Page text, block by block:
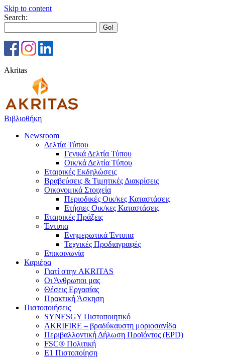
Skip to content
Search:
Akritas
Βιβλιοθήκη
Newsroom
Δελτία Τύπου
Γενικά Δελτία Τύπου
Οικ/κά Δελτία Τύπου
Εταιρικές Εκδηλώσεις
Βραβεύσεις & Τιμητικές Διακρίσεις
Οικονομικά Στοιχεία
Περιοδικές Οικ/κες Καταστάσεις
Ετήσιες Οικ/κες Καταστάσεις
Εταιρικές Πράξεις
Έντυπα
Ενημερωτικά Έντυπα
Τεχνικές Προδιαγραφές
Επικοινωνία
Καριέρα
Γιατί στην AKRITAS
Οι Άνθρωποι μας
Θέσεις Εργασίας
Πρακτική Άσκηση
Πιστοποιήσεις
SYNESGY Πιστοποιητικό
AKRIFIRE – βραδύκαυστη μοριοσανίδα
Περιβαλλοντική Δήλωση Προϊόντος (EPD)
FSC® Πολιτική
E1 Πιστοποίηση